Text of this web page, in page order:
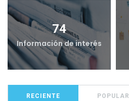
74
Información de interés
RECIENTE POPULAR